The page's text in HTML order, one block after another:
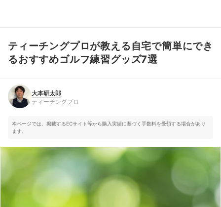
大本研太郎
ティーチングプロ
ティーチングプロが教える自宅で簡単にでき
るおすすめゴルフ練習グッズ7選
大本研太郎
ティーチングプロ
本ページでは、掲載するECサイト等から購入実績に基づく手数料を受領する場合があり
ます。